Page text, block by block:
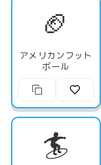
🏈
アメリカンフット
ボール
🏄